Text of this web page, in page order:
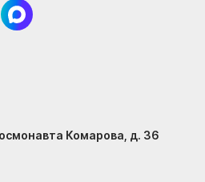
Комарова, д. 36